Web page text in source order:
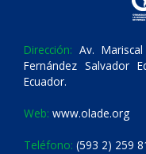
Dirección: Av.
Fernández Salvador
Ecuador.
Web: www.olade.org
Teléfono: (593 2) 259